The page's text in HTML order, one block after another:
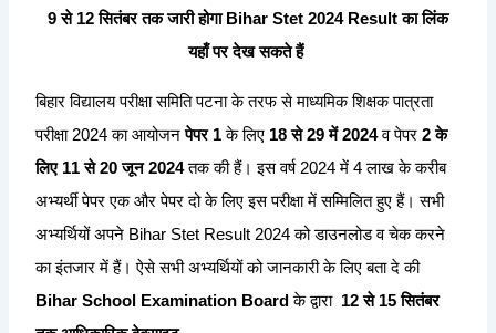
9 से 12 सितंबर तक जारी होगा Bihar Stet 2024 Result का लिंक
यहाँ पर देख सकते हैं
बिहार विद्यालय परीक्षा समिति पटना के तरफ से माध्यमिक शिक्षक पात्रता
परीक्षा 2024 का आयोजनपेपर 1के लिए 18 से 29 में 2024व पेपर2 के
लिए 11 से 20 जून 2024तक की हैं। इस वर्ष 2024 में 4 लाख के करीब
अभ्यर्थी पेपर एक और पेपर दो के लिए इस परीक्षा में सम्मिलित हुए हैं। सभी
अभ्यर्थियों अपने Bihar Stet Result 2024 को डाउनलोड व चेक करने
का इंतजार में हैं। ऐसे सभी अभ्यर्थियों को जानकारी के लिए बता दे की
Bihar School Examination Board के द्वारा12 से 15 सितंबर